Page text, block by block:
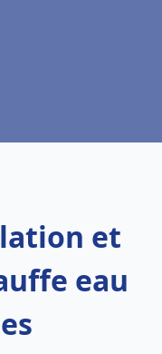
et
eau